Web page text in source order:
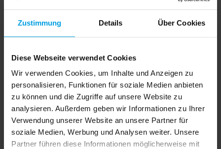
Zustimmung Details Über Cookies
Diese Webseite verwendet Cookies
Wir verwenden Cookies, um Inhalte und Anzeigen zu
personalisieren, Funktionen für soziale Medien anbieten
zu können und die Zugriffe auf unsere Website zu
analysieren. Außerdem geben wir Informationen zu Ihrer
Verwendung unserer Website an unsere Partner für
soziale Medien, Werbung und Analysen weiter. Unsere
Partner führen diese Informationen möglicherweise mit
Solitair MF